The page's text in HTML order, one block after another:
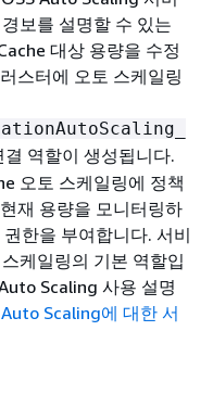
보를 설명할 수 있는
대상 용량을 수정
스터에 오토 스케일링
역할이 생성됩니다.
오토 스케일링에 정책
재 용량을 모니터링하
한을 부여합니다. 서비
케일링의 기본 역할입
Scaling 사용 설명
Scaling에 대한 서